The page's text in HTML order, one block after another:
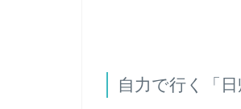
自力で行く「